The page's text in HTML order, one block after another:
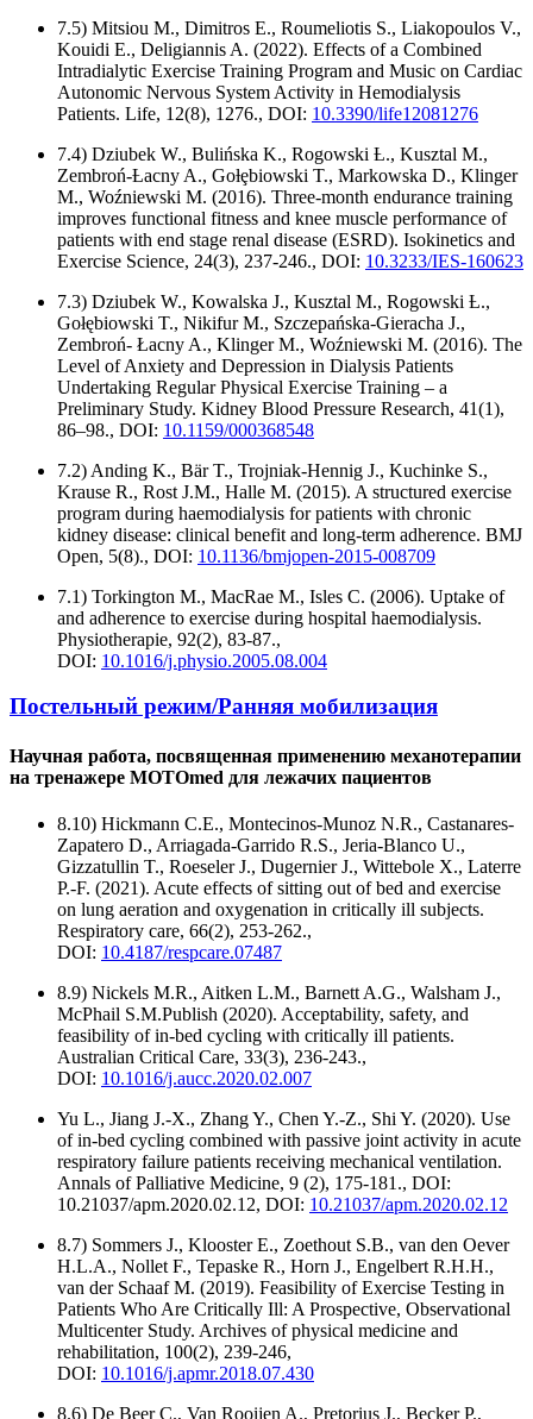
7.5) Mitsiou M., Dimitros E., Roumeliotis S., Liakopoulos V.,
Kouidi E., Deligiannis A. (2022). Effects of a Combined
Intradialytic Exercise Training Program and Music on Cardiac
Autonomic Nervous System Activity in Hemodialysis
Patients. Life, 12(8), 1276., DOI: 10.3390/life12081276
7.4) Dziubek W., Bulińska K., Rogowski Ƚ., Kusztal M.,
Zembroń-Ƚacny A., Goƚȩbiowski T., Markowska D., Klinger
M., Woźniewski M. (2016). Three-month endurance training
improves functional fitness and knee muscle performance of
patients with end stage renal disease (ESRD). Isokinetics and
Exercise Science, 24(3), 237-246., DOI: 10.3233/IES-160623
7.3) Dziubek W., Kowalska J., Kusztal M., Rogowski Ƚ.,
Gołębiowski T., Nikifur M., Szczepańska-Gieracha J.,
Zembroń- Łacny A., Klinger M., Woźniewski M. (2016). The
Level of Anxiety and Depression in Dialysis Patients
Undertaking Regular Physical Exercise Training – a
Preliminary Study. Kidney Blood Pressure Research, 41(1),
86–98., DOI: 10.1159/000368548
7.2) Anding K., Bär T., Trojniak-Hennig J., Kuchinke S.,
Krause R., Rost J.M., Halle M. (2015). A structured exercise
program during haemodialysis for patients with chronic
kidney disease: clinical benefit and long-term adherence. BMJ
Open, 5(8)., DOI: 10.1136/bmjopen-2015-008709
7.1) Torkington M., MacRae M., Isles C. (2006). Uptake of
and adherence to exercise during hospital haemodialysis.
Physiotherapie, 92(2), 83-87.,
DOI: 10.1016/j.physio.2005.08.004
Постельный режим/Ранняя мобилизация
Научная работа, посвященная применению механотерапии
на тренажере MOTOmed для лежачих пациентов
8.10) Hickmann C.E., Montecinos-Munoz N.R., Castanares-
Zapatero D., Arriagada-Garrido R.S., Jeria-Blanco U.,
Gizzatullin T., Roeseler J., Dugernier J., Wittebole X., Laterre
P.-F. (2021). Acute effects of sitting out of bed and exercise
on lung aeration and oxygenation in critically ill subjects.
Respiratory care, 66(2), 253-262.,
DOI: 10.4187/respcare.07487
8.9) Nickels M.R., Aitken L.M., Barnett A.G., Walsham J.,
McPhail S.M.Publish (2020). Acceptability, safety, and
feasibility of in-bed cycling with critically ill patients.
Australian Critical Care, 33(3), 236-243.,
DOI: 10.1016/j.aucc.2020.02.007
Yu L., Jiang J.-X., Zhang Y., Chen Y.-Z., Shi Y. (2020). Use
of in-bed cycling combined with passive joint activity in acute
respiratory failure patients receiving mechanical ventilation.
Annals of Palliative Medicine, 9 (2), 175-181., DOI:
10.21037/apm.2020.02.12, DOI: 10.21037/apm.2020.02.12
8.7) Sommers J., Klooster E., Zoethout S.B., van den Oever
H.L.A., Nollet F., Tepaske R., Horn J., Engelbert R.H.H.,
van der Schaaf M. (2019). Feasibility of Exercise Testing in
Patients Who Are Critically Ill: A Prospective, Observational
Multicenter Study. Archives of physical medicine and
rehabilitation, 100(2), 239-246,
DOI: 10.1016/j.apmr.2018.07.430
8.6) De Beer C., Van Rooijen A., Pretorius J., Becker P.,